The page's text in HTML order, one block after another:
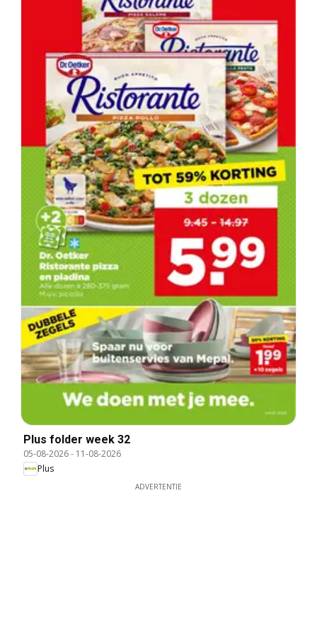
Plus folder week 32
05-08-2026- 11-08-2026
Plus
ADVERTENTIE